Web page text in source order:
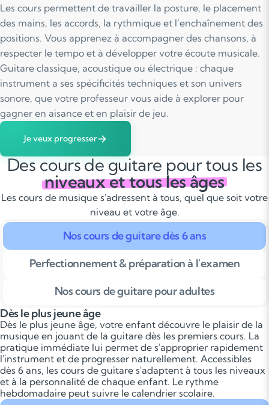
Les cours permettent de travailler la posture, le placement
des mains, les accords, la rythmique et l’enchaînement des
positions. Vous apprenez à accompagner des chansons, à
respecter le tempo et à développer votre écoute musicale.
Guitare classique, acoustique ou électrique : chaque
instrument a ses spécificités techniques et son univers
sonore, que votre professeur vous aide à explorer pour
gagner en aisance et en plaisir de jeu.
Je veux progresser
Des cours de guitare pour tous les
niveaux et tous les âges
Les cours de musique s'adressent à tous, quel que soit votre
niveau et votre âge.
Nos cours de guitare dès 6 ans
Perfectionnement & préparation à l'examen
Nos cours de guitare pour adultes
Dès le plus jeune âge
Dès le plus jeune âge, votre enfant découvre le plaisir de la
musique en jouant de la guitare dès les premiers cours. La
pratique immédiate lui permet de s'approprier rapidement
l'instrument et de progresser naturellement. Accessibles
dès 6 ans, les cours de guitare s'adaptent à tous les niveaux
et à la personnalité de chaque enfant. Le rythme
hebdomadaire peut suivre le calendrier scolaire.